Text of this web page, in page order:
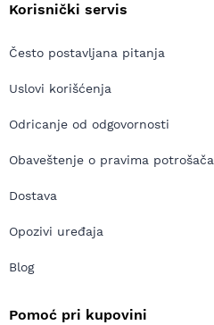
Korisnički servis
Često postavljana pitanja
Uslovi korišćenja
Odricanje od odgovornosti
Obaveštenje o pravima potrošača
Dostava
Opozivi uređaja
Blog
Pomoć pri kupovini